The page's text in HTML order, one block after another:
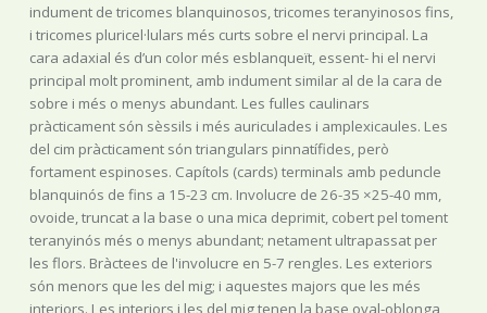
indument de tricomes blanquinosos, tricomes teranyinosos fins,
i tricomes pluricel·lulars més curts sobre el nervi principal. La
cara adaxial és d’un color més esblanqueït, essent- hi el nervi
principal molt prominent, amb indument similar al de la cara de
sobre i més o menys abundant. Les fulles caulinars
pràcticament són sèssils i més auriculades i amplexicaules. Les
del cim pràcticament són triangulars pinnatífides, però
fortament espinoses. Capítols (cards) terminals amb peduncle
blanquinós de fins a 15-23 cm. Involucre de 26-35 ×25-40 mm,
ovoide, truncat a la base o una mica deprimit, cobert pel toment
teranyinós més o menys abundant; netament ultrapassat per
les flors. Bràctees de l'involucre en 5-7 rengles. Les exteriors
són menors que les del mig; i aquestes majors que les més
interiors. Les interiors i les del mig tenen la base oval-oblonga,